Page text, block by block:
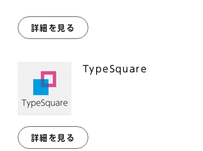
詳細を見る
TypeSquare
詳細を見る